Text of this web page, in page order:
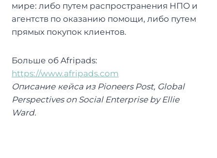
мире: либо путем распространения НПО и
агентств по оказанию помощи, либо путем
прямых покупок клиентов.
Больше об Afripads:
https://www.afripads.com
Описание кейса изPioneers Post, Global
Perspectives on Social Enterprise by Ellie
Ward.